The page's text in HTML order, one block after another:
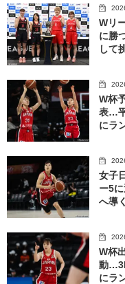
Wリ
に勝
して
W杯
表…
にラ
女子
ー5
へ導く
W杯
動
にラ